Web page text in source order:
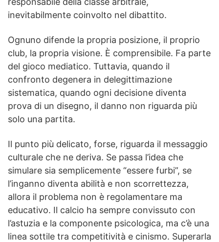
inevitabilmente coinvolto nel dibattito.
Ognuno difende la propria posizione, il proprio
club, la propria visione. È comprensibile. Fa parte
del gioco mediatico. Tuttavia, quando il
confronto degenera in delegittimazione
sistematica, quando ogni decisione diventa
prova di un disegno, il danno non riguarda più
solo una partita.
Il punto più delicato, forse, riguarda il messaggio
culturale che ne deriva. Se passa l’idea che
simulare sia semplicemente “essere furbi”, se
l’inganno diventa abilità e non scorrettezza,
allora il problema non è regolamentare ma
educativo. Il calcio ha sempre convissuto con
l’astuzia e la componente psicologica, ma c’è una
linea sottile tra competitività e cinismo. Superarla